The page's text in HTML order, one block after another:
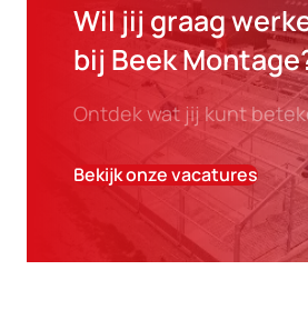
Wil jij graag
bij Beek
Ontdek wat jij kunt
Bekijk onze vacatures